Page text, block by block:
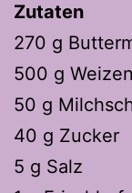
Zutaten
270 g
500 g
50 g
40 g Zucker
5 g Salz